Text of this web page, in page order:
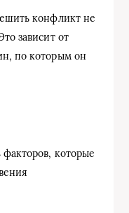
конфликт не
зависит от
по которым он
которые